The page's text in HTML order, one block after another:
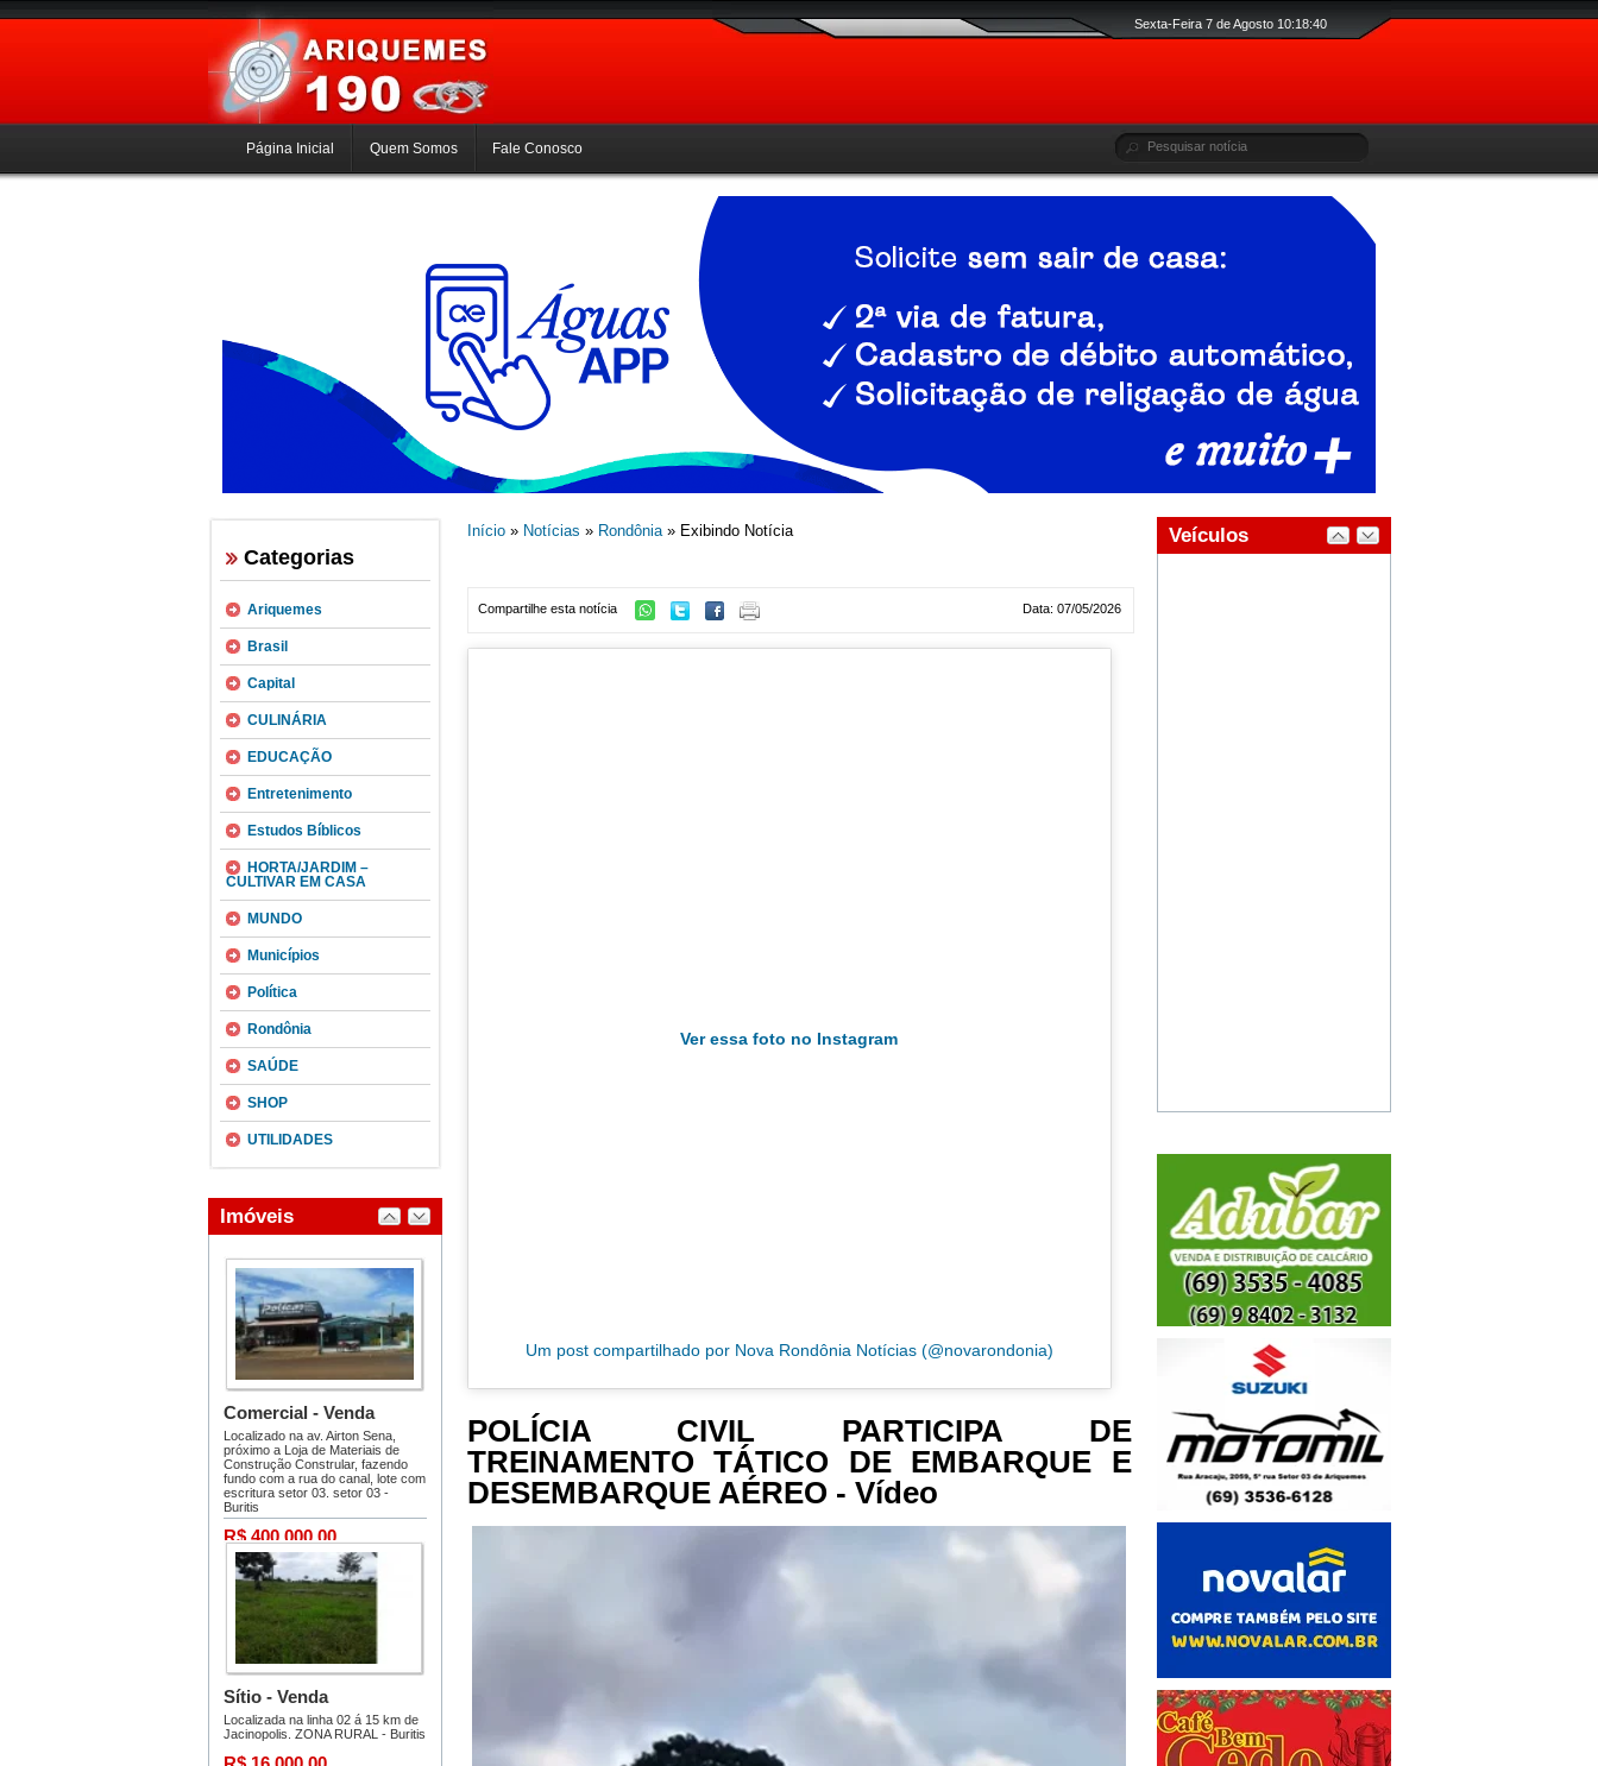
Sexta-Feira 7 de Agosto 10:18:41
Página Inicial Quem Somos Fale Conosco
Categorias
Ariquemes
Brasil
Capital
CULINÁRIA
EDUCAÇÃO
Entretenimento
Estudos Bíblicos
HORTA/JARDIM –
CULTIVAR EM CASA
MUNDO
Municípios
Política
Rondônia
SAÚDE
SHOP
UTILIDADES
Início» Notícias » Rondônia» Exibindo Notícia
Data: 07/05/2026
Compartilhe esta notícia
Ver essa foto no Instagram
Um post compartilhado por Nova Rondônia Notícias (@novarondonia)
POLÍCIA CIVIL PARTICIPA DE
TREINAMENTO TÁTICO DE EMBARQUE E
DESEMBARQUE AÉREO - Vídeo